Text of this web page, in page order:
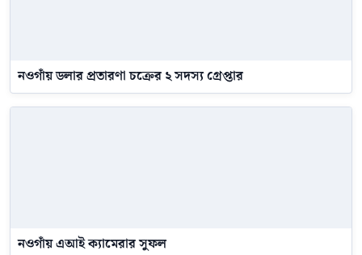
নওগাঁয় ডলার প্রতারণা চক্রের ২ সদস্য গ্রেপ্তার
নওগাঁয় এআই ক্যামেরার সুফল